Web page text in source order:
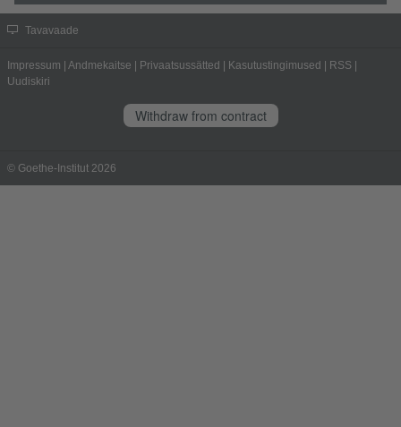
Tavavaade
Impressum | Andmekaitse | Privaatsussätted | Kasutustingimused | RSS |
Uudiskiri
Withdraw from contract
© Goethe-Institut 2026